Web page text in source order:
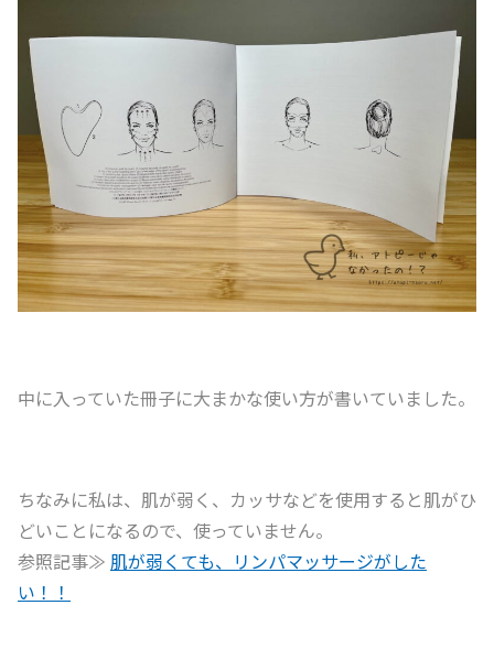
中に入っていた冊子に大まかな使い方が書いていました。
ちなみに私は、肌が弱く、カッサなどを使用すると肌がひ
どいことになるので、使っていません。
参照記事≫ 肌が弱くても、リンパマッサージがした
い！！